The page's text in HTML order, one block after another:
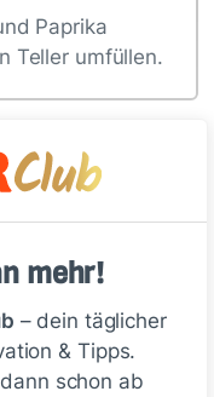
mehr!
– dein täglicher
& Tipps.
schon ab
Paprika
Teller umfüllen.
verteilen…